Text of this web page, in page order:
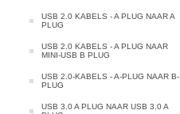
USB 2.0 KABELS - A PLUG NAAR A
PLUG
USB 2.0 KABELS - A PLUG NAAR
MINI-USB B PLUG
USB 2.0-KABELS - A-PLUG NAAR B-
PLUG
USB 3.0 A PLUG NAAR USB 3.0 A